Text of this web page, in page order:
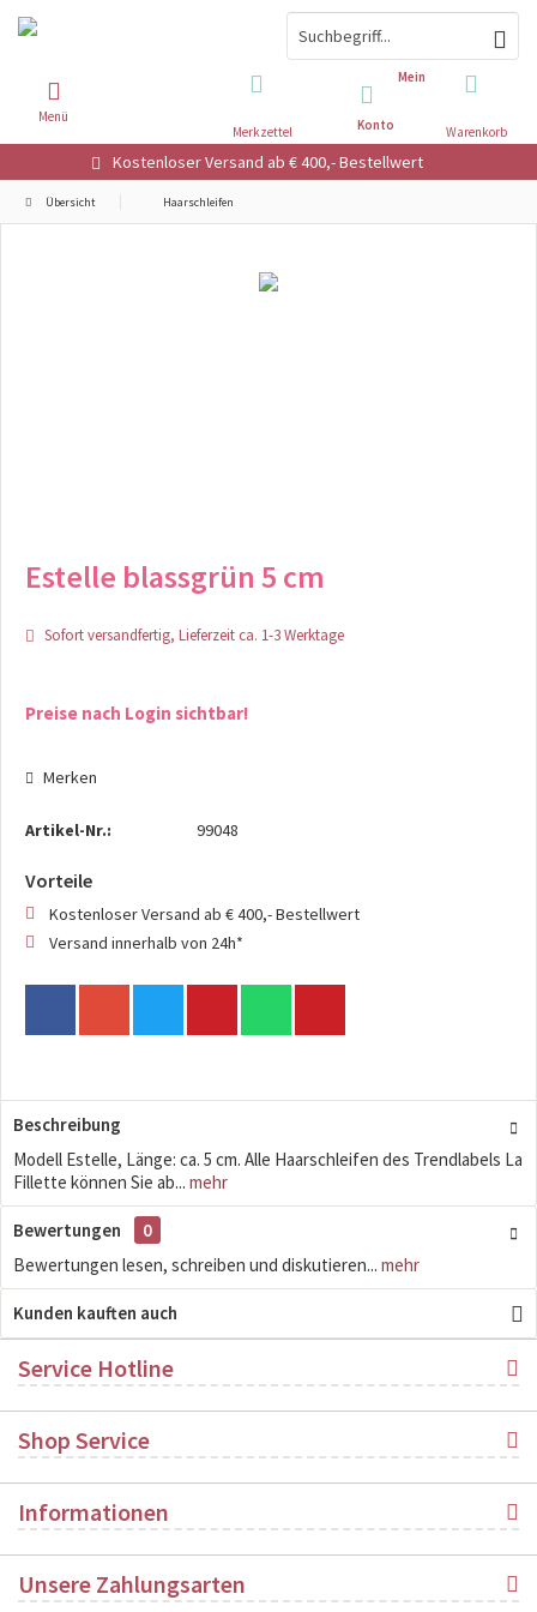
Kostenloser Versand ab € 400,- Bestellwert
Warenkorb
Merkzettel
Mein
Konto
Menü
Übersicht Haarschleifen
Estelle blassgrün 5 cm
Sofort versandfertig, Lieferzeit ca. 1-3 Werktage
Preise nach Login sichtbar!
Merken
Artikel-Nr.: 99048
Vorteile
Kostenloser Versand ab € 400,- Bestellwert
Versand innerhalb von 24h*
Beschreibung
Modell Estelle, Länge: ca. 5 cm. Alle Haarschleifen des Trendlabels La
Fillette können Sie ab... mehr
Bewertungen
0
Bewertungen lesen, schreiben und diskutieren... mehr
Kunden kauften auch
Service Hotline
Shop Service
Informationen
Unsere Zahlungsarten